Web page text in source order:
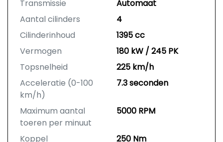
Transmissie
Automaat
Aantal cilinders
4
Cilinderinhoud
1395 cc
Vermogen
180 kW / 245 PK
Topsnelheid
225 km/h
Acceleratie (0-100
km/h)
7.3 seconden
Maximum aantal
toeren per minuut
5000 RPM
Koppel 250 Nm